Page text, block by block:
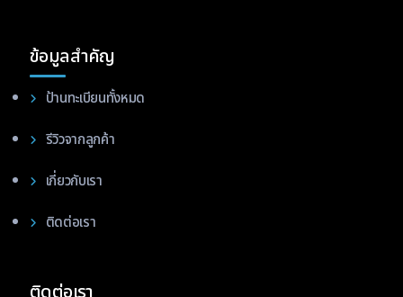
ข้อมูลสำคัญ
ป้านทะเบียนทั้งหมด
รีวิวจากลูกค้า
เกี่ยวกับเรา
ติดต่อเรา